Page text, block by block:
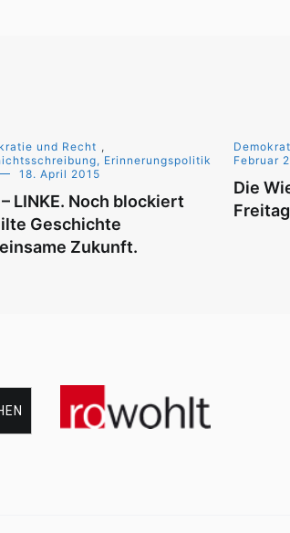
und Recht ,
Erinnerungspolitik
18. April 2015
– LINKE. Noch blockiert
Geschichte
Zukunft.
Februar
Die